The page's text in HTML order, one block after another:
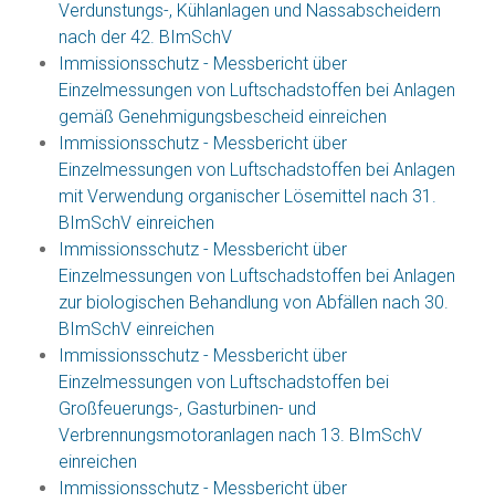
Verdunstungs-, Kühlanlagen und Nassabscheidern
nach der 42. BImSchV
Immissionsschutz - Messbericht über
Einzelmessungen von Luftschadstoffen bei Anlagen
gemäß Genehmigungsbescheid einreichen
Immissionsschutz - Messbericht über
Einzelmessungen von Luftschadstoffen bei Anlagen
mit Verwendung organischer Lösemittel nach 31.
BImSchV einreichen
Immissionsschutz - Messbericht über
Einzelmessungen von Luftschadstoffen bei Anlagen
zur biologischen Behandlung von Abfällen nach 30.
BImSchV einreichen
Immissionsschutz - Messbericht über
Einzelmessungen von Luftschadstoffen bei
Großfeuerungs-, Gasturbinen- und
Verbrennungsmotoranlagen nach 13. BImSchV
einreichen
Immissionsschutz - Messbericht über